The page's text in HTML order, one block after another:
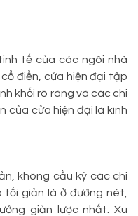
tế của các ngôi nhà
điển, cửa hiện đại tập
khối rõ ràng và các chi
của cửa hiện đại là kính
không cầu kỳ các chi
tối giản là ở đường nét,
giản lược nhất. Xu